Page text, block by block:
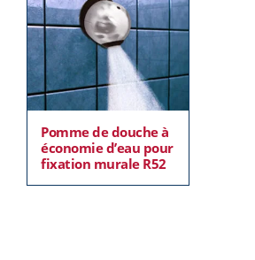
Pomme de douche à
économie d’eau pour
fixation murale R52